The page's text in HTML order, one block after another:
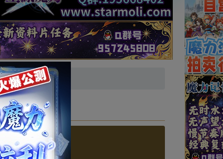
等级：0